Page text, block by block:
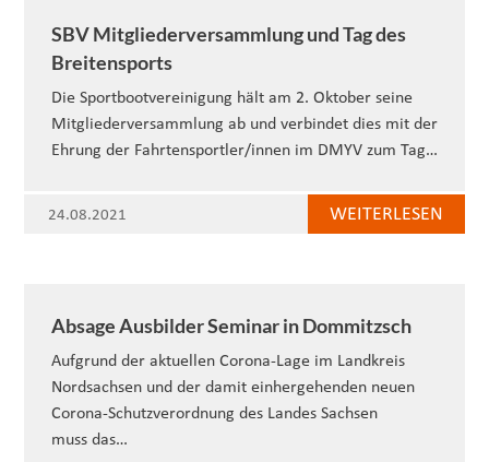
SBV Mitgliederversammlung und Tag des
Breitensports
Die Sportbootvereinigung hält am 2. Oktober seine
Mitgliederversammlung ab und verbindet dies mit der
Ehrung der Fahrtensportler/innen im DMYV zum Tag…
24.08.2021 WEITERLESEN
Absage Ausbilder Seminar in Dommitzsch
Aufgrund der aktuellen Corona-Lage im Landkreis
Nordsachsen und der damit einhergehenden neuen
Corona-Schutzverordnung des Landes Sachsen
muss das…